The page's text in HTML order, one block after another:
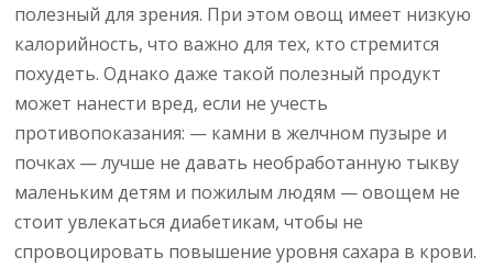
полезный для зрения. При этом овощ имеет низкую
калорийность, что важно для тех, кто стремится
похудеть. Однако даже такой полезный продукт
может нанести вред, если не учесть
противопоказания: — камни в желчном пузыре и
почках — лучше не давать необработанную тыкву
маленьким детям и пожилым людям — овощем не
стоит увлекаться диабетикам, чтобы не
спровоцировать повышение уровня сахара в крови.